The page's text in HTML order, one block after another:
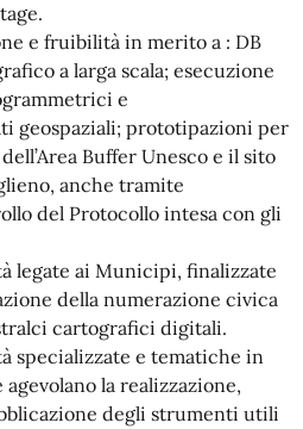
e fruibilità in merito a : DB
a larga scala; esecuzione
e
geospaziali; prototipazioni per
Buffer Unesco e il sito
anche tramite
del Protocollo intesa con gli
legate ai Municipi, finalizzate
della numerazione civica
cartografici digitali.
specializzate e tematiche in
la realizzazione,
degli strumenti utili